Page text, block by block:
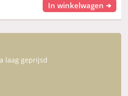
In winkelwagen
laag geprijsd